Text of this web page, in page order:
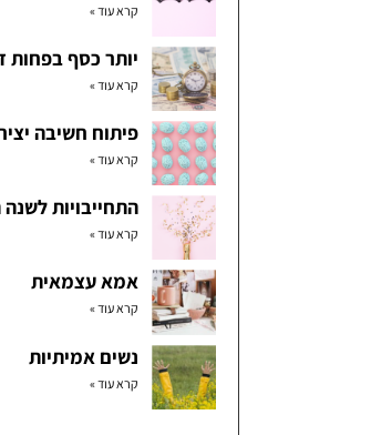
קרא עוד »
יותר כסף בפחות
קרא עוד »
פיתוח חשיבה
קרא עוד »
התחייבויות
קרא עוד »
אמא עצמאית
קרא עוד »
נשים אמיתיות
קרא עוד »